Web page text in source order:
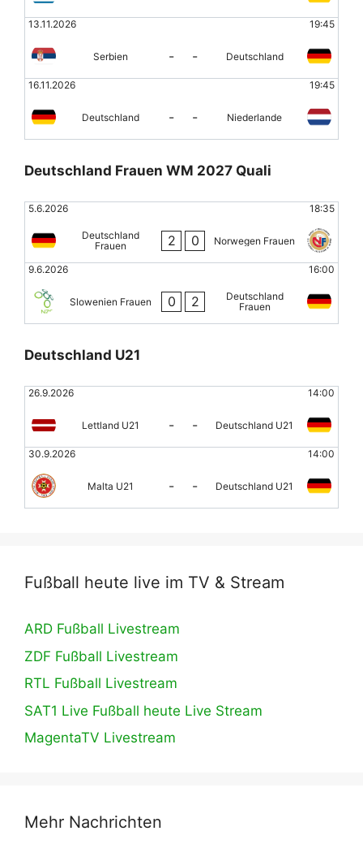
13.11.2026 19:45
Serbien - - Deutschland
16.11.2026 19:45
Deutschland - - Niederlande
Deutschland Frauen WM 2027 Quali
5.6.2026 18:35
Deutschland
Frauen
2 0 Norwegen Frauen
9.6.2026 16:00
Slowenien Frauen 0 2
Deutschland
Frauen
Deutschland U21
26.9.2026 14:00
Lettland U21 - - Deutschland U21
30.9.2026 14:00
Malta U21 - - Deutschland U21
Fußball heute live im TV & Stream
ARD Fußball Livestream
ZDF Fußball Livestream
RTL Fußball Livestream
SAT1 Live Fußball heute Live Stream
MagentaTV Livestream
Mehr Nachrichten